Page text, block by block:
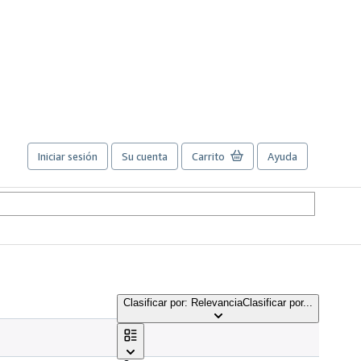
Iniciar sesión Su cuenta Carrito Ayuda
Clasificar por: RelevanciaClasificar por...